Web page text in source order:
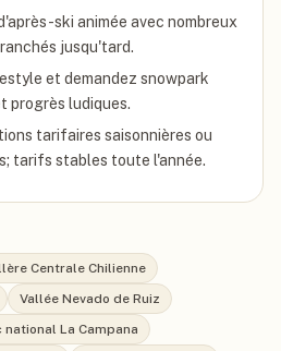
ski animée avec nombreux
jusqu'tard.
et demandez snowpark
progrès ludiques.
tarifaires saisonnières ou
tarifs stables toute l'année.
Centrale Chilienne
Vallée Nevado de Ruiz
national La Campana